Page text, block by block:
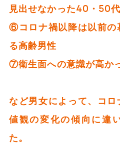
見出せなかった40・50
⑥コロナ禍以降は以前の
る高齢男性
⑦衛生面への意識が高か
など男女によって、コ
値観の変化の傾向に違
た。